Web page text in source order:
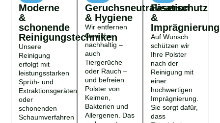
Moderne
&
schonende
Reinigungstechniken
Unsere
Reinigung
erfolgt mit
leistungsstarken
Sprüh- und
Extraktionsgeräten
oder
schonenden
Schaumverfahren
Geruchsneutralisation
& Hygiene
Wir entfernen
Gerüche
nachhaltig –
auch
Tiergerüche
oder Rauch –
und befreien
Polster von
Keimen,
Bakterien und
Allergenen. Das
Faserschutz
&
Imprägnierung
Auf Wunsch
schützen wir
Ihre Polster
nach der
Reinigung mit
einer
hochwertigen
Imprägnierung.
Sie sorgt dafür,
dass